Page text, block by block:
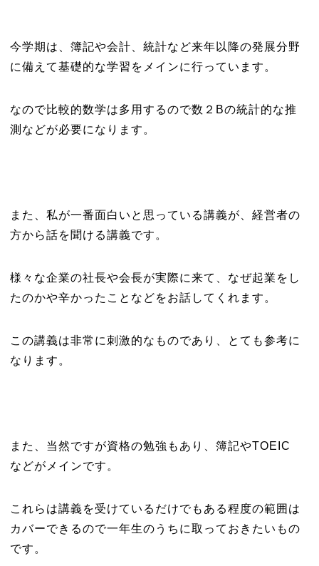
今学期は、簿記や会計、統計など来年以降の発展分野
に備えて基礎的な学習をメインに行っています。
なので比較的数学は多用するので数２Bの統計的な推
測などが必要になります。
また、私が一番面白いと思っている講義が、経営者の
方から話を聞ける講義です。
様々な企業の社長や会長が実際に来て、なぜ起業をし
たのかや辛かったことなどをお話してくれます。
この講義は非常に刺激的なものであり、とても参考に
なります。
また、当然ですが資格の勉強もあり、簿記やTOEIC
などがメインです。
これらは講義を受けているだけでもある程度の範囲は
カバーできるので一年生のうちに取っておきたいもの
です。